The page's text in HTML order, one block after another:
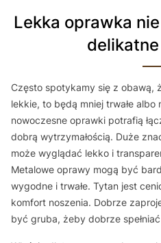
Lekka oprawka nie zawsze oznacza
Często spotykamy się z obawą,
lekkie, to będą mniej trwałe
nowoczesne oprawki potrafią
dobrą wytrzymałością. Duże
może wyglądać lekko i
Metalowe oprawy mogą być
wygodne i trwałe. Tytan jest
komfort noszenia. Dobrze
być gruba, żeby dobrze